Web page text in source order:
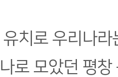
유치로 우리나
로 모았던 평